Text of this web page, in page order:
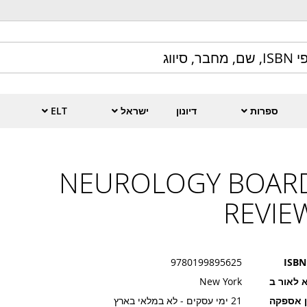
ספרות דיונון ישראל ELT
NEUROLOGY
9780199895625
לאור ב
New York
אספקה
21 ימי עסקים - לא במלאי בארץ